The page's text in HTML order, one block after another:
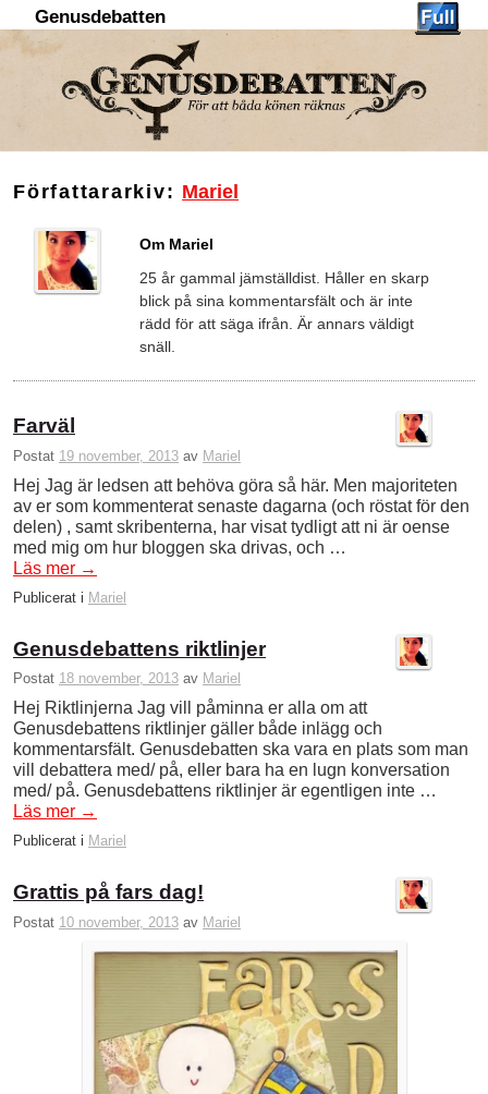
Genusdebatten
Författararkiv: Mariel
Om Mariel
25 år gammal jämställdist. Håller en skarp
blick på sina kommentarsfält och är inte
rädd för att säga ifrån. Är annars väldigt
snäll.
Farväl
Postat 19 november, 2013 av Mariel
Hej Jag är ledsen att behöva göra så här. Men majoriteten
av er som kommenterat senaste dagarna (och röstat för den
delen) , samt skribenterna, har visat tydligt att ni är oense
med mig om hur bloggen ska drivas, och …
Läs mer →
Publicerat i Mariel
Genusdebattens riktlinjer
Postat 18 november, 2013 av Mariel
Hej Riktlinjerna Jag vill påminna er alla om att
Genusdebattens riktlinjer gäller både inlägg och
kommentarsfält. Genusdebatten ska vara en plats som man
vill debattera med/ på, eller bara ha en lugn konversation
med/ på. Genusdebattens riktlinjer är egentligen inte …
Läs mer →
Publicerat i Mariel
Grattis på fars dag!
Postat 10 november, 2013 av Mariel